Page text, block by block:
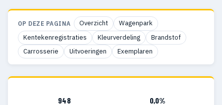
OP DEZE PAGINA Overzicht
Wagenpark
Kentekenregistraties
Kleurverdeling
Brandstof
Carrosserie
Uitvoeringen Exemplaren
948 0,0%